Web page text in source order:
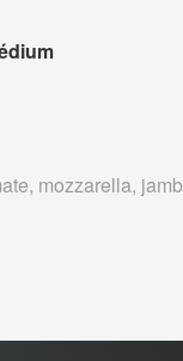
mozzarella,